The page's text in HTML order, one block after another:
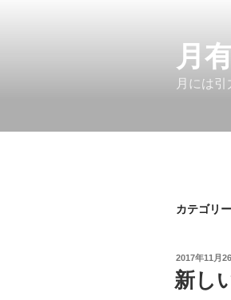
月
月には
カテゴリ
投
稿
日:
2017年11月
新し